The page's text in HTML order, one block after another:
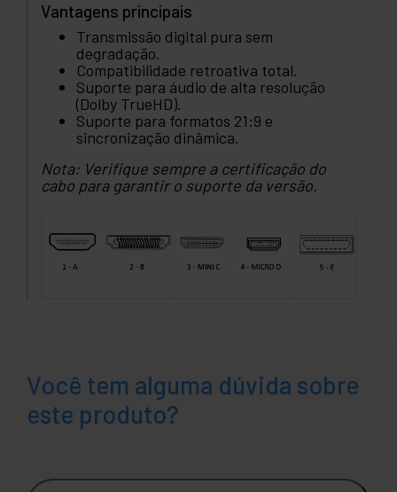
Vantagens principais
Transmissão digital pura sem
degradação.
Compatibilidade retroativa total.
Suporte para áudio de alta resolução
(Dolby TrueHD).
Suporte para formatos 21:9 e
sincronização dinâmica.
Nota: Verifique sempre a certificação do
cabo para garantir o suporte da versão.
Você tem alguma dúvida sobre
este produto?